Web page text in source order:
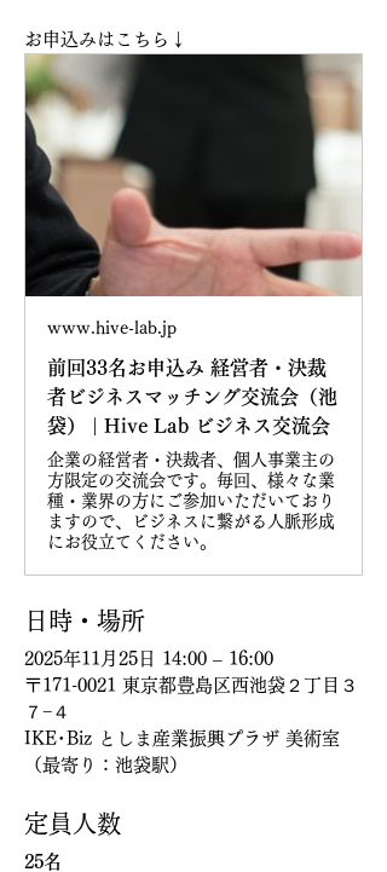
お申込みはこちら↓
www.hive-lab.jp
前回33名お申込み 経営者・決裁
者ビジネスマッチング交流会（池
袋） | Hive Lab ビジネス交流会
企業の経営者・決裁者、個人事業主の
方限定の交流会です。毎回、様々な業
種・業界の方にご参加いただいており
ますので、ビジネスに繋がる人脈形成
にお役立てください。
日時・場所
2025年11月25日 14:00 – 16:00
〒171-0021 東京都豊島区西池袋２丁目３
７−４
IKE･Biz としま産業振興プラザ 美術室
（最寄り：池袋駅）
定員人数
25名